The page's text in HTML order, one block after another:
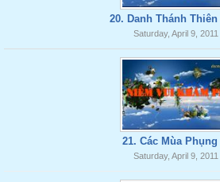
20. Danh Thánh Thiên
Saturday, April 9, 2011
21. Các Mùa Phụng
Saturday, April 9, 2011